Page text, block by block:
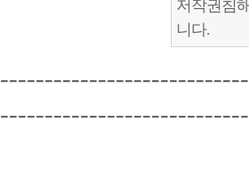
저작권침
니다.